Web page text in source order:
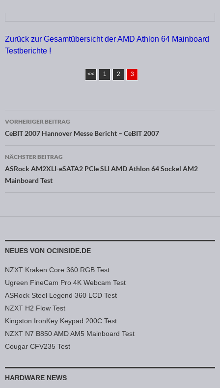
Zurück zur Gesamtübersicht der AMD Athlon 64 Mainboard
Testberichte !
<< 1 2 3
Beitragsnavigation
VORHERIGER BEITRAG
CeBIT 2007 Hannover Messe Bericht – CeBIT 2007
NÄCHSTER BEITRAG
ASRock AM2XLI-eSATA2 PCIe SLI AMD Athlon 64 Sockel AM2
Mainboard Test
NEUES VON OCINSIDE.DE
NZXT Kraken Core 360 RGB Test
Ugreen FineCam Pro 4K Webcam Test
ASRock Steel Legend 360 LCD Test
NZXT H2 Flow Test
Kingston IronKey Keypad 200C Test
NZXT N7 B850 AMD AM5 Mainboard Test
Cougar CFV235 Test
HARDWARE NEWS